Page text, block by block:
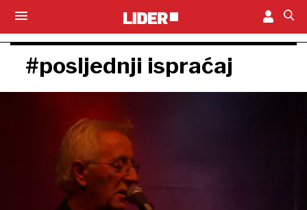
#posljednji ispraćaj